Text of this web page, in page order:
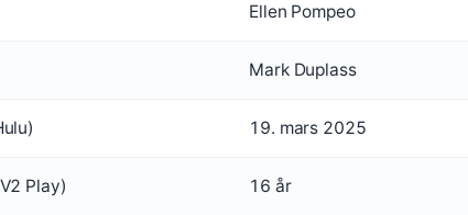
Ellen Pompeo
Mark Duplass
19. mars 2025
Play) 16 år